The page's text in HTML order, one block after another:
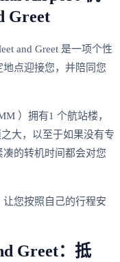
Greet
and Greet 是一项个性
点迎接您，并陪同您
）拥有1 个航站楼，
大，以至于如果没有专
的转机时间都会对您
您按照自己的行程安
Greet：抵